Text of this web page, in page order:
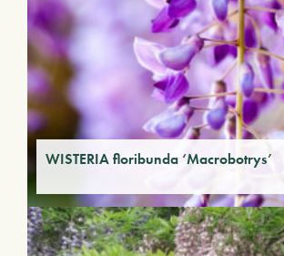
WISTERIA floribunda ‘Macrobotrys’